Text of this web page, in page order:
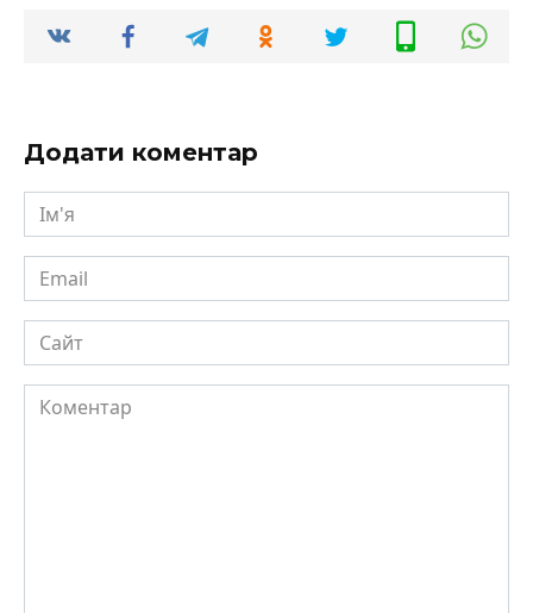
Додати коментар
Ім'я
Email
Сайт
Коментар